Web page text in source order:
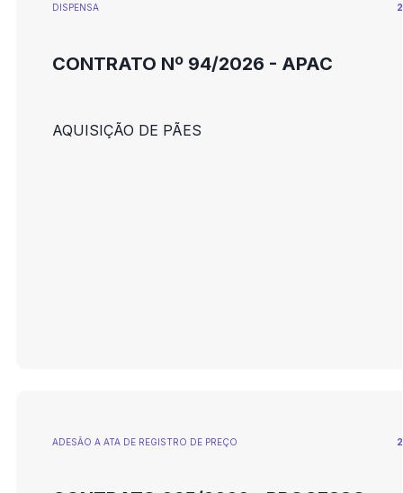
DISPENSA
CONTRATO Nº 94/2026 - APAC
AQUISIÇÃO DE PÃES
ADESÃO A ATA DE REGISTRO DE PREÇO